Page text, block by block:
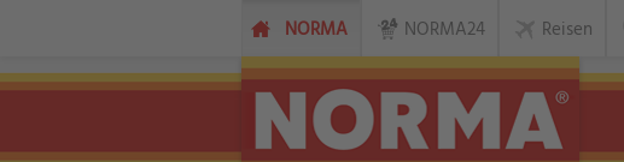
NORMA NORMA24 Reisen